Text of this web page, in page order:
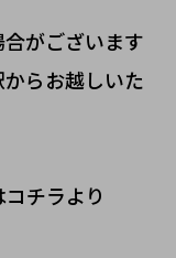
がございます
らお越しいた
チラより